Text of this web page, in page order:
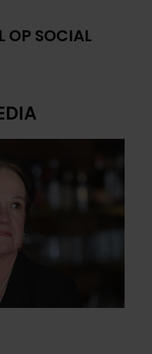
OP SOCIAL